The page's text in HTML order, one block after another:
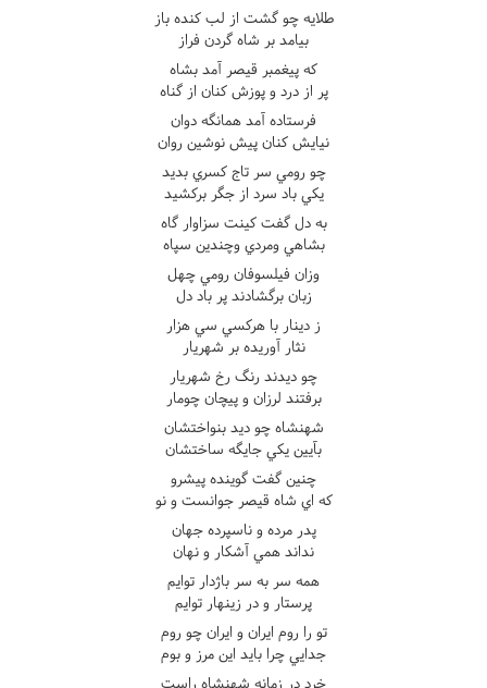
طلايه چو گشت از لب کنده باز
بيامد بر شاه گردن فراز
که پيغمبر قيصر آمد بشاه
پر از درد و پوزش کنان از گناه
فرستاده آمد همانگه دوان
نيايش کنان پيش نوشين روان
چو رومي سر تاج کسري بديد
يکي باد سرد از جگر برکشيد
به دل گفت کينت سزاوار گاه
بشاهي ومردي وچندين سپاه
وزان فيلسوفان رومي چهل
زبان برگشادند پر باد دل
ز دينار با هرکسي سي هزار
نثار آوريده بر شهريار
چو ديدند رنگ رخ شهريار
برفتند لرزان و پيچان چومار
شهنشاه چو ديد بنواختشان
بآيين يکي جايگه ساختشان
چنين گفت گوينده پيشرو
که اي شاه قيصر جوانست و نو
پدر مرده و ناسپرده جهان
نداند همي آشکار و نهان
همه سر به سر باژدار توايم
پرستار و در زينهار توايم
تو را روم ايران و ايران چو روم
جدايي چرا بايد اين مرز و بوم
خرد در زمانه شهنشاه راست